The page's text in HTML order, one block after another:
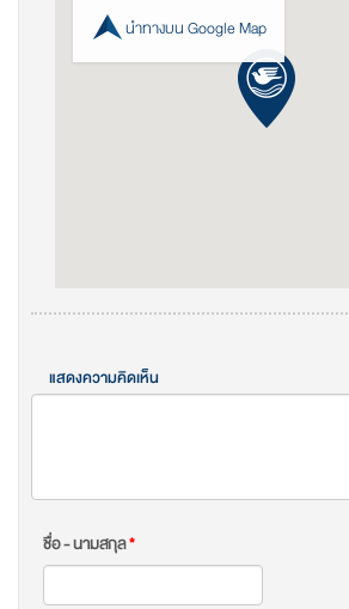
นำทางบน Google Map
แสดงความคิดเห็น
ชื่อ - นามสกุล*